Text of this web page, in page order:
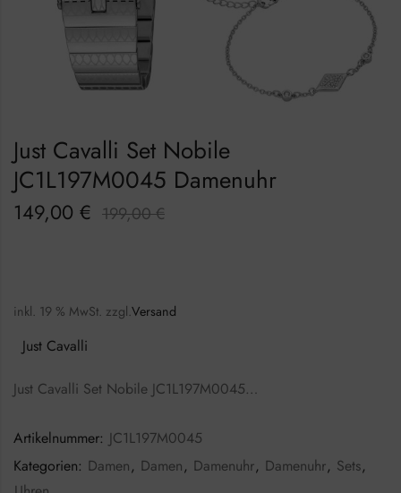
Just Cavalli Set Nobile
JC1L197M0045 Damenuhr
149,00 € 199,00€
inkl. 19 % MwSt. zzgl.Versand
Just Cavalli
Just Cavalli Set Nobile JC1L197M0045…
Artikelnummer: JC1L197M0045
Kategorien: Damen, Damen, Damenuhr, Damenuhr, Sets,